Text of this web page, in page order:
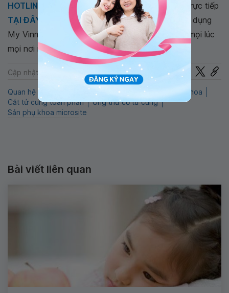
HOTLINE
, đặt mua GÓI DỊCH VỤhoặc đặt lịch trực tiếp
TẠI ĐÂY
. Tải và đặt lịch khám tự động trên ứng dụng
My Vinmec để quản lý, theo dõi lịch và đặt hẹn mọi lúc
mọi nơi ngay trên ứng dụng.
Cập nhật: 16-07-2026 Chia sẻ
Quan hệ sau cắt tử cung Cắt tử cung
Phụ khoa
Cắt tử cung toàn phần
Ung thư cổ tử cung
Sản phụ khoa microsite
Bài viết liên quan